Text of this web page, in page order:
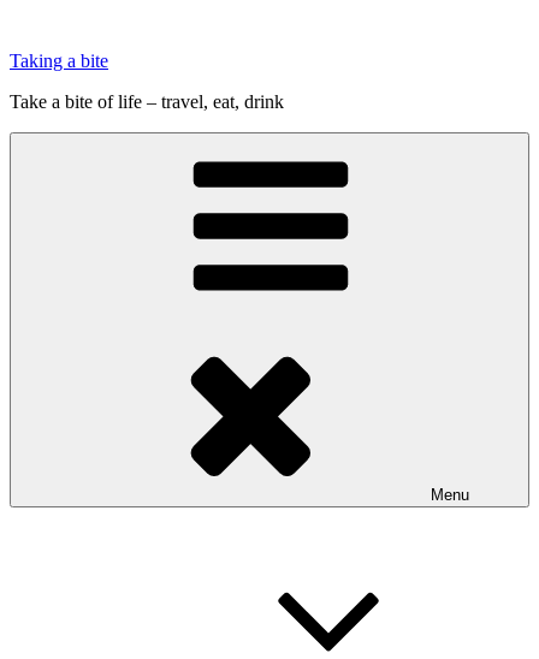
indhold
Taking a bite
Take a bite of life – travel, eat, drink
Menu